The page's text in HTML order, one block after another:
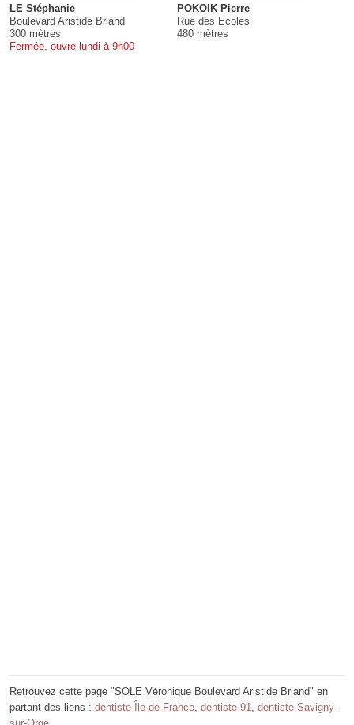
LE Stéphanie
Boulevard Aristide Briand
300 mètres
Fermée, ouvre lundi à 9h00
POKOIK Pierre
Rue des Ecoles
480 mètres
Retrouvez cette page "SOLE Véronique Boulevard Aristide Briand" en
partant des liens : dentiste Île-de-France dentiste 91
dentiste Savigny-